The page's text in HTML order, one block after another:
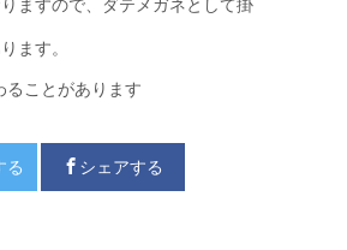
ますので、ダテメガネとして掛
ます。
ることがあります
る シェアする